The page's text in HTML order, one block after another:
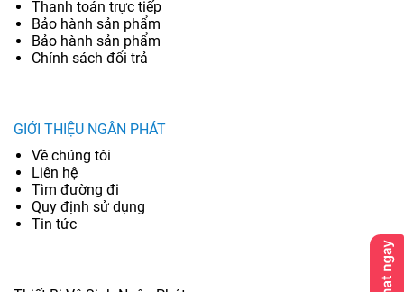
Thanh toán trực tiếp
Bảo hành sản phẩm
Bảo hành sản phẩm
Chính sách đổi trả
GIỚI THIỆU NGÂN PHÁT
Về chúng tôi
Liên hệ
Tìm đường đi
Quy định sử dụng
Tin tức